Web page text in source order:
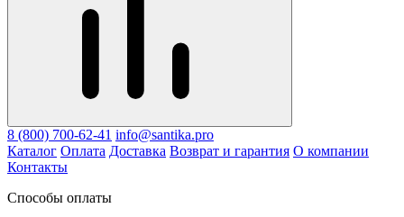
8 (800) 700-62-41 info@santika.pro
Каталог Оплата Доставка Возврат и гарантия О компании
Контакты
Способы оплаты